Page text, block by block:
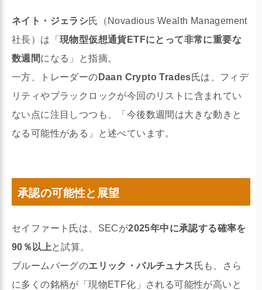
ネイト・ジェラシ氏（Novadious Wealth Management
社長）は「 現物型仮想通貨ETFにとって非常に重要な
数週間になる」と指摘。
一方、トレーダーの Daan Crypto Trades氏は、フィデ
リティやブラックロックが今回のリストに含まれてい
ない点に注目しつつも、「今後数週間は大きな動きと
なる可能性がある」と述べています。
承認の可能性と展望
セイファート氏は、SECが2025年中に承認する確率を
90％以上と試算。
ブルームバーグのエリック・バルチュナス 氏も、さら
に多くの銘柄が「現物ETF化」される可能性が高いと